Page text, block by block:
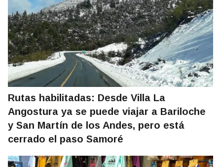
Rutas habilitadas: Desde Villa La
Angostura ya se puede viajar a Bariloche
y San Martín de los Andes, pero está
cerrado el paso Samoré